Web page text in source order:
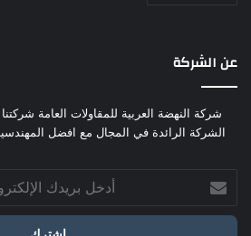
عن الشركة
الشركة الرائدة في المجال مع افضل
بريدك
الإلكتروني